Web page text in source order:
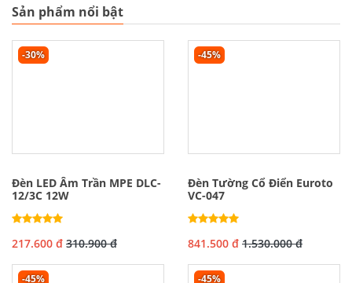
Sản phẩm nổi bật
-30%
Đèn LED Âm Trần MPE DLC-
12/3C 12W
217.600 đ 310.900 đ
-45%
Đèn Tường Cổ Điển Euroto
VC-047
841.500 đ 1.530.000 đ
-45% -45%